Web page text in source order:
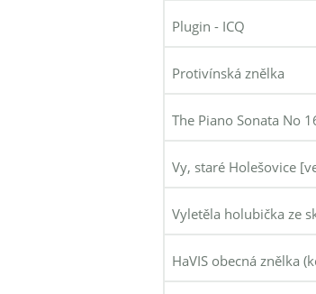
Plugin - ICQ
Protivínská znělka
The Piano Sonata No
Vy, staré Holešovice
Vyletěla holubička ze
HaVIS obecná znělka